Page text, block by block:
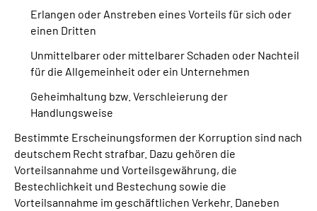
Mein Kundenportal
Erlangen oder Anstreben eines Vorteils für sich oder
einen Dritten
Unmittelbarer oder mittelbarer Schaden oder Nachteil
für die Allgemeinheit oder ein Unternehmen
Geheimhaltung bzw. Verschleierung der
Handlungsweise
Bestimmte Erscheinungsformen der Korruption sind nach
deutschem Recht strafbar. Dazu gehören die
Vorteilsannahme und Vorteilsgewährung, die
Bestechlichkeit und Bestechung sowie die
Vorteilsannahme im geschäftlichen Verkehr. Daneben